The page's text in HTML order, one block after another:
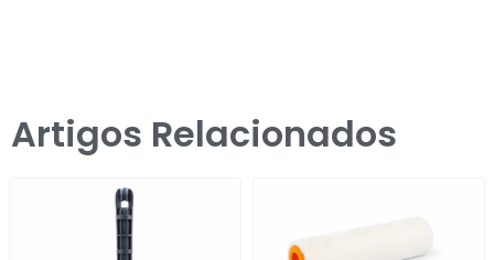
Artigos Relacionados